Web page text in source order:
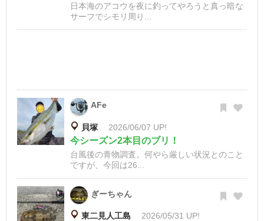
日本海のアコウを夜に釣ってやろうと真っ暗な
サーフでシモリ周り...
AFe
貝塚 2026/06/07 UP!
今シーズン2本目のブリ！
台風後の青物調査。何やら厳しい状況とのこと
ですが、今回は26...
ぎーちゃん
東二見人工島 2026/05/31 UP!